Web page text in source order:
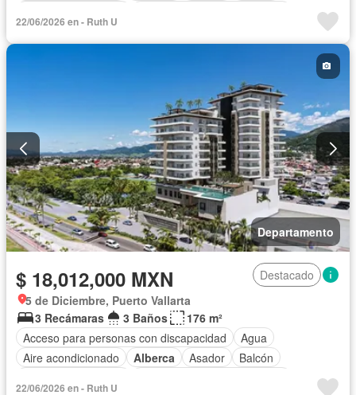
Cocina integral
Cuarto de servicio
Vista panorámica Sin amueblar
22/06/2026 en - Ruth U
Departamento
$ 18,012,000 MXN
Destacado
5 de Diciembre, Puerto Vallarta
3 Recámaras
3 Baños
176 m²
Acceso para personas con discapacidad
Agua
Aire acondicionado
Alberca Asador
Balcón
22/06/2026 en - Ruth U